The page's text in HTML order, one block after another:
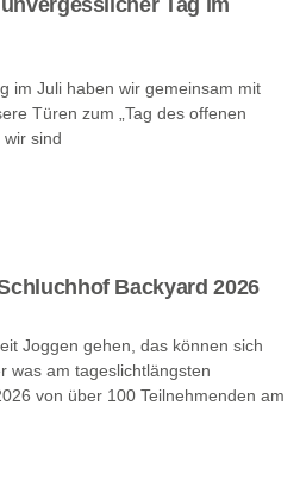
Tag im
im Juli haben wir gemeinsam mit
Türen zum „Tag des offenen
wir sind
Backyard 2026
Joggen gehen, das können sich
was am tageslichtlängsten
von über 100 Teilnehmenden am